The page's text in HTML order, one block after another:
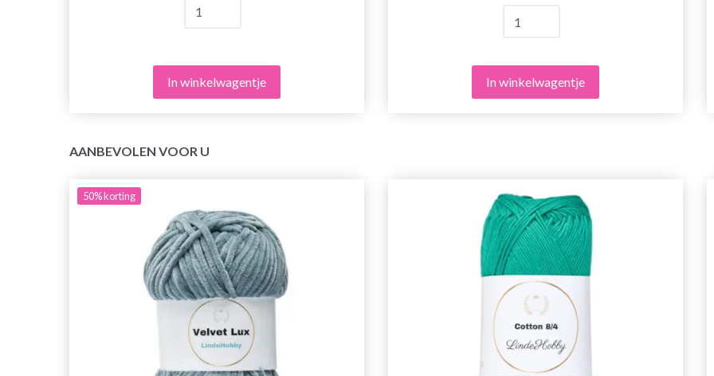
In winkelwagentje In winkelwagentje
AANBEVOLEN VOOR U
50%korting